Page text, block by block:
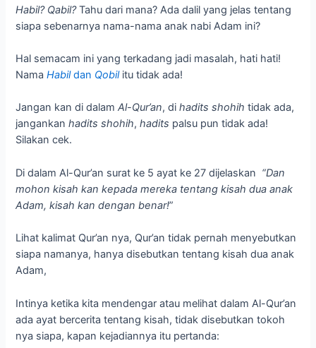
Habil? Qabil?Tahu dari mana? Ada dalil yang jelas tentang
siapa sebenarnya nama-nama anak nabi Adam ini?
Hal semacam ini yang terkadang jadi masalah, hati hati!
NamaHabildan Qobilitu tidak ada!
Jangan kan di dalamAl-Qur’an, dihadits shohih tidak ada,
jangankanhadits shohih,hadits palsu pun tidak ada!
Silakan cek.
Di dalam Al-Qur’an surat ke 5 ayat ke 27 dijelaskan “Dan
mohon kisah kan kepada mereka tentang kisah dua anak
Adam, kisah kan dengan benar!”
Lihat kalimat Qur’an nya, Qur’an tidak pernah menyebutkan
siapa namanya, hanya disebutkan tentang kisah dua anak
Adam,
Intinya ketika kita mendengar atau melihat dalam Al-Qur’an
ada ayat bercerita tentang kisah, tidak disebutkan tokoh
nya siapa, kapan kejadiannya itu pertanda: